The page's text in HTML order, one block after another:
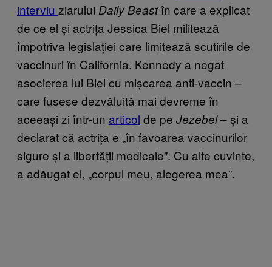
interviu ziarului Daily Beastîn care a explicat
de ce el și actrița Jessica Biel militează
împotriva legislației care limitează scutirile de
vaccinuri în California. Kennedy a negat
asocierea lui Biel cu mișcarea anti-vaccin –
care fusese dezvăluită mai devreme în
aceeași zi într-un articol de pe Jezebel– și a
declarat că actrița e „în favoarea vaccinurilor
sigure și a libertății medicale”. Cu alte cuvinte,
a adăugat el, „corpul meu, alegerea mea”.